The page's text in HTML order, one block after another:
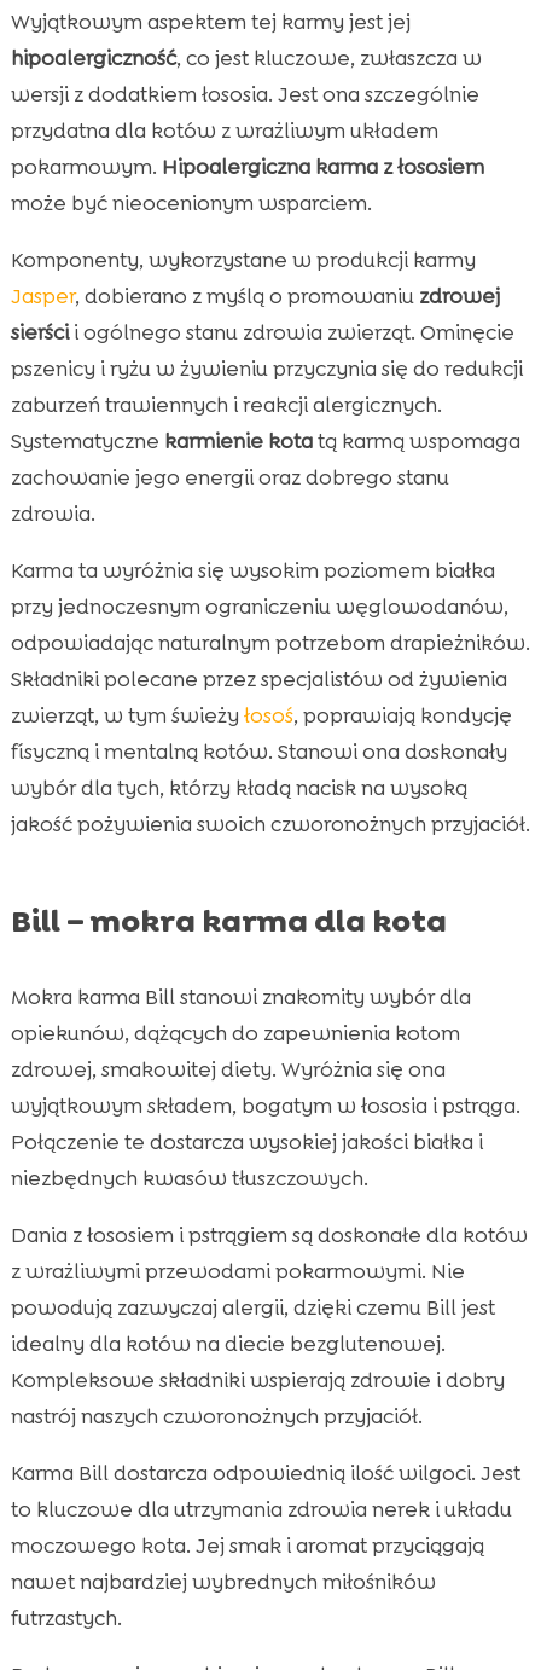
Wyjątkowym aspektem tej karmy jest jej
hipoalergiczność, co jest kluczowe, zwłaszcza w
wersji z dodatkiem łososia. Jest ona szczególnie
przydatna dla kotów z wrażliwym układem
pokarmowym. Hipoalergiczna karma z łososiem
może być nieocenionym wsparciem.
Komponenty, wykorzystane w produkcji karmy
Jasper, dobierano z myślą o promowaniu zdrowej
sierścii ogólnego stanu zdrowia zwierząt. Ominęcie
pszenicy i ryżu w żywieniu przyczynia się do redukcji
zaburzeń trawiennych i reakcji alergicznych.
Systematyczne karmienie kotatą karmą wspomaga
zachowanie jego energii oraz dobrego stanu
zdrowia.
Karma ta wyróżnia się wysokim poziomem białka
przy jednoczesnym ograniczeniu węglowodanów,
odpowiadając naturalnym potrzebom drapieżników.
Składniki polecane przez specjalistów od żywienia
zwierząt, w tym świeży łosoś, poprawiają kondycję
físyczną i mentalną kotów. Stanowi ona doskonały
wybór dla tych, którzy kładą nacisk na wysoką
jakość pożywienia swoich czworonożnych przyjaciół.
Bill – mokra karma dla kota
Mokra karma Bill stanowi znakomity wybór dla
opiekunów, dążących do zapewnienia kotom
zdrowej, smakowitej diety. Wyróżnia się ona
wyjątkowym składem, bogatym w łososia i pstrąga.
Połączenie te dostarcza wysokiej jakości białka i
niezbędnych kwasów tłuszczowych.
Dania z łososiem i pstrągiem są doskonałe dla kotów
z wrażliwymi przewodami pokarmowymi. Nie
powodują zazwyczaj alergii, dzięki czemu Bill jest
idealny dla kotów na diecie bezglutenowej.
Kompleksowe składniki wspierają zdrowie i dobry
nastrój naszych czworonożnych przyjaciół.
Karma Bill dostarcza odpowiednią ilość wilgoci. Jest
to kluczowe dla utrzymania zdrowia nerek i układu
moczowego kota. Jej smak i aromat przyciągają
nawet najbardziej wybrednych miłośników
futrzastych.